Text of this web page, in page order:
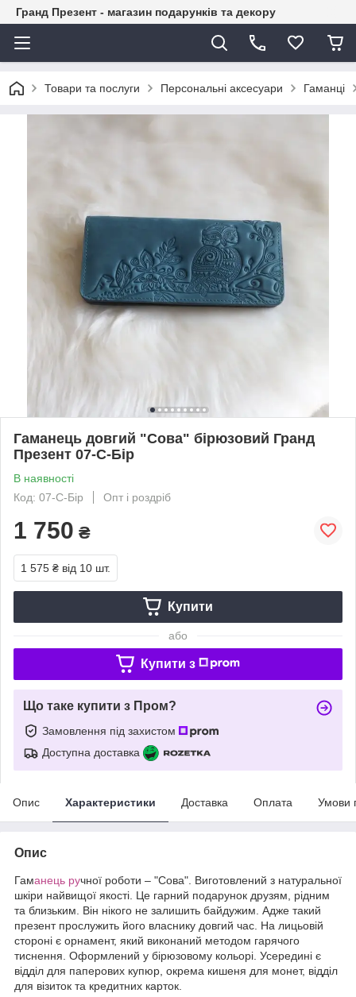
Гранд Презент - магазин подарунків та декору
Товари та послуги Персональні аксесуари Гаманці
Гаманець довгий "Сова" бірюзовий Гранд
Презент 07-С-Бір
В наявності
Код: 07-С-Бір
Опт і роздріб
1 750 ₴
1 575 ₴ від 10 шт.
Купити
або
Купити з
Що таке купити з Пром?
Замовлення під захистом
Доступна доставка
Опис Характеристики Доставка Оплата Умови
Опис
Гаманець ручної роботи – "Сова". Виготовлений з натуральної
шкіри найвищої якості. Це гарний подарунок друзям, рідним
та близьким. Він нікого не залишить байдужим. Адже такий
презент прослужить його власнику довгий час. На лицьовій
стороні є орнамент, який виконаний методом гарячого
тиснення. Оформлений у бірюзовому кольорі. Усередині є
відділ для паперових купюр, окрема кишеня для монет, відділ
для візиток та кредитних карток.